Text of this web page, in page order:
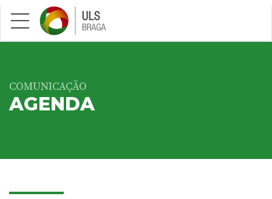
Saltar para conteúdo principal
COMUNICAÇÃO
AGENDA